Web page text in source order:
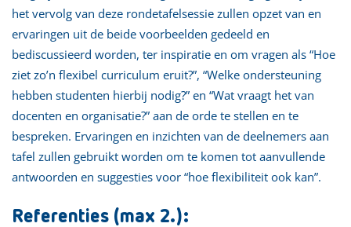
het vervolg van deze rondetafelsessie zullen opzet van en
ervaringen uit de beide voorbeelden gedeeld en
bediscussieerd worden, ter inspiratie en om vragen als “Hoe
ziet zo’n flexibel curriculum eruit?”, “Welke ondersteuning
hebben studenten hierbij nodig?” en “Wat vraagt het van
docenten en organisatie?” aan de orde te stellen en te
bespreken. Ervaringen en inzichten van de deelnemers aan
tafel zullen gebruikt worden om te komen tot aanvullende
antwoorden en suggesties voor “hoe flexibiliteit ook kan”.
Referenties (max 2.):